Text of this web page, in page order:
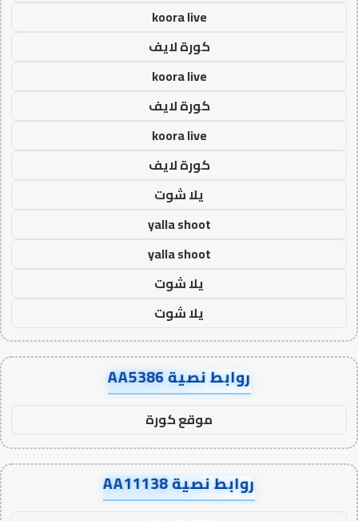
koora live
كورة لايف
koora live
كورة لايف
koora live
كورة لايف
يلا شوت
yalla shoot
yalla shoot
يلا شوت
يلا شوت
روابط نصية AA5386
موقع كورة
روابط نصية AA11138